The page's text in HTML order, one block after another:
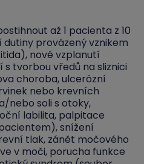
až 1 pacienta z 10
provázený vznikem
nové vzplanutí
tvorbou vředů na sliznici
choroba, ulcerózní
nebo krevních
nebo soli s otoky,
labilita, palpitace
snížení
tlak, zánět močového
v moči, porucha funkce